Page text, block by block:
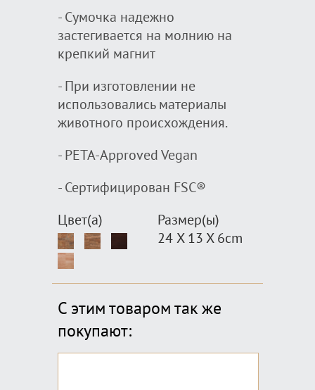
- Сумочка надежно
застегивается на молнию на
крепкий магнит
- При изготовлении не
использовались материалы
животного происхождения.
- PETA-Approved Vegan
- Сертифицирован FSC®
Цвет(а)
Размер(ы)
24 X 13 X 6cm
С этим товаром так же
покупают: